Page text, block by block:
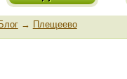
Блог→ Плещеево